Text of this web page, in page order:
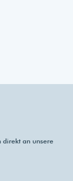
direkt an unsere